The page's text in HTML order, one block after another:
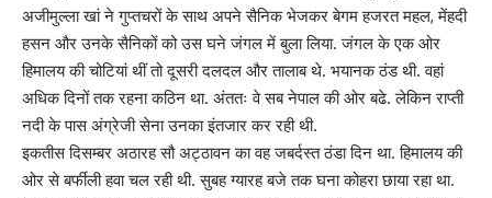
अजीमुल्ला खां ने गुप्तचरों के साथ अपने सैनिक भेजकर बेगम हजरत महल, मेंहदी
हसन और उनके सैनिकों को उस घने जंगल में बुला लिया. जंगल के एक ओर
हिमालय की चोटियां थीं तो दूसरी दलदल और तालाब थे. भयानक ठंड थी. वहां
अधिक दिनों तक रहना कठिन था. अंततः वे सब नेपाल की ओर बढे. लेकिन राप्ती
नदी के पास अंग्रेजी सेना उनका इंतजार कर रही थी.
इकतीस दिसम्बर अठारह सौ अट्ठावन का वह जबर्दस्त ठंडा दिन था. हिमालय की
ओर से बर्फीली हवा चल रही थी. सुबह ग्यारह बजे तक घना कोहरा छाया रहा था.